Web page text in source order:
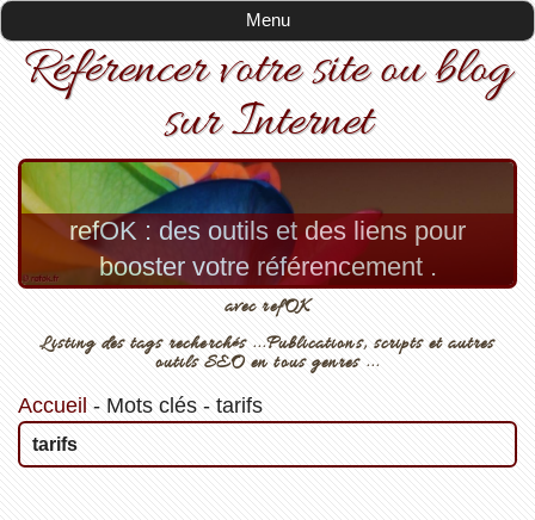
Menu
Référencer votre site ou blog
sur Internet
refOK : des outils et des liens pour
booster votre référencement .
avec refOK
Listing des tags recherchés ...Publications, scripts et autres
outils SEO en tous genres ...
Accueil - Mots clés- tarifs
tarifs